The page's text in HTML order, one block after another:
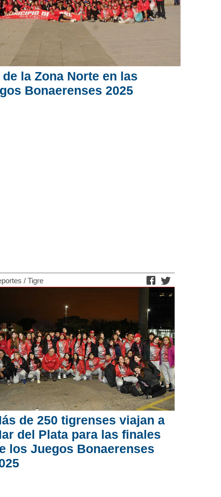
la Zona Norte en las
Bonaerenses 2025
/ Tigre
de 250 tigrenses viajan a
del Plata para las finales
los Juegos Bonaerenses